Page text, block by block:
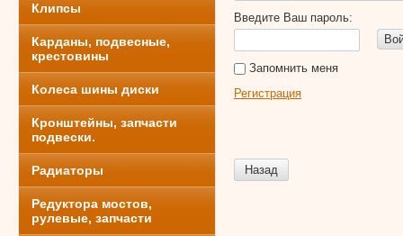
Клипсы
Карданы, подвесные,
крестовины
Колеса шины диски
Кронштейны, запчасти
подвески.
Радиаторы
Редуктора мостов,
рулевые, запчасти
Введите Ваш пароль:
Запомнить меня
Регистрация
Назад